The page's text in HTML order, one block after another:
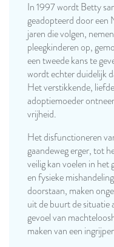
In 1997 wordt Betty
geadopteerd door een
jaren die volgen,
pleegkinderen op,
een tweede kans te
wordt echter duidelijk
Het verstikkende,
adoptiemoeder
vrijheid.
Het disfunctioneren
gaandeweg erger, tot
veilig kan voelen in het
en fysieke
doorstaan, maken
uit de buurt de situatie
gevoel van
maken van een